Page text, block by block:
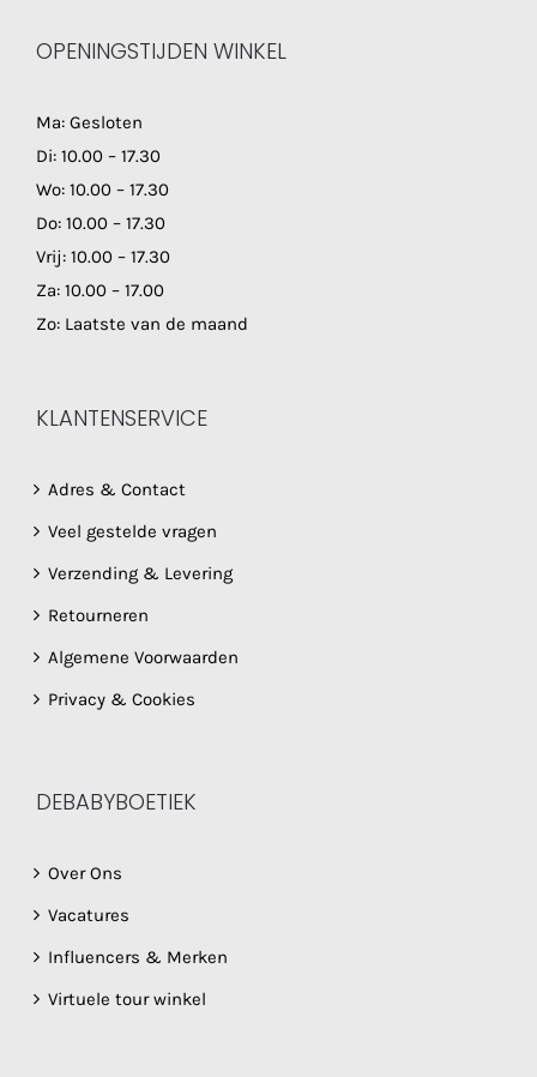
OPENINGSTIJDEN WINKEL
Ma: Gesloten
Di: 10.00 – 17.30
Wo: 10.00 – 17.30
Do: 10.00 – 17.30
Vrij: 10.00 – 17.30
Za: 10.00 – 17.00
Zo: Laatste van de maand
KLANTENSERVICE
Adres & Contact
Veel gestelde vragen
Verzending & Levering
Retourneren
Algemene Voorwaarden
Privacy & Cookies
DEBABYBOETIEK
Over Ons
Vacatures
Influencers & Merken
Virtuele tour winkel